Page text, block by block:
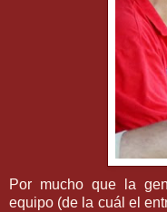
Por mucho que la
equipo (de la cuál el